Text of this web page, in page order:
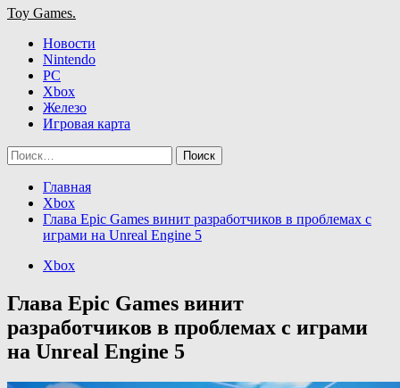
Основное
Toy Games.
Новости
Nintendo
PC
Xbox
Железо
Игровая карта
Найти:
Главная
Xbox
Глава Epic Games винит разработчиков в проблемах с
играми на Unreal Engine 5
Xbox
Глава Epic Games винит
разработчиков в проблемах с играми
на Unreal Engine 5